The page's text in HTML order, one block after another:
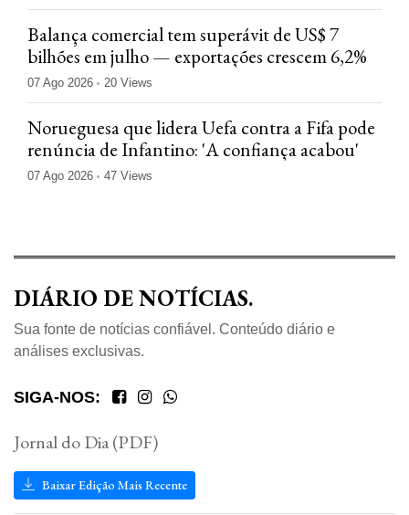
Balança comercial tem superávit de US$ 7
bilhões em julho — exportações crescem 6,2%
07 Ago 2026 20 Views
Norueguesa que lidera Uefa contra a Fifa pode
renúncia de Infantino: 'A confiança acabou'
07 Ago 2026 47 Views
DIÁRIO DE NOTÍCIAS.
Sua fonte de notícias confiável. Conteúdo diário e
análises exclusivas.
SIGA-NOS:
Jornal do Dia (PDF)
Baixar Edição Mais Recente